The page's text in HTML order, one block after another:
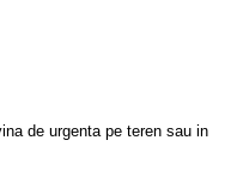
de urgenta pe teren sau in